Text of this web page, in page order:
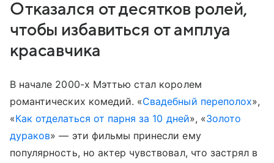
Отказался от десятков ролей,
чтобы избавиться от амплуа
красавчика
В начале 2000-х Мэттью стал королем
романтических комедий. «Свадебный переполох»,
«Как отделаться от парня за 10 дней», «Золото
дураков» — эти фильмы принесли ему
популярность, но актер чувствовал, что застрял в